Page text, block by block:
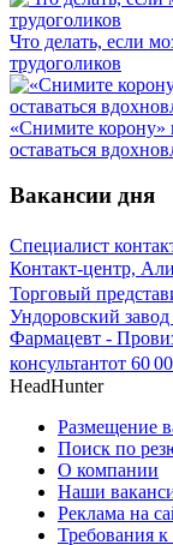
Что делать, если
трудоголиков
«Снимите корону»
оставаться
Вакансии дня
Специалист
Контакт-центр,
Торговый
Ундоровский
Фармацевт -
консультантот 60
HeadHunter
Размещение
Поиск по
О компании
Наши
Реклама на
Требования